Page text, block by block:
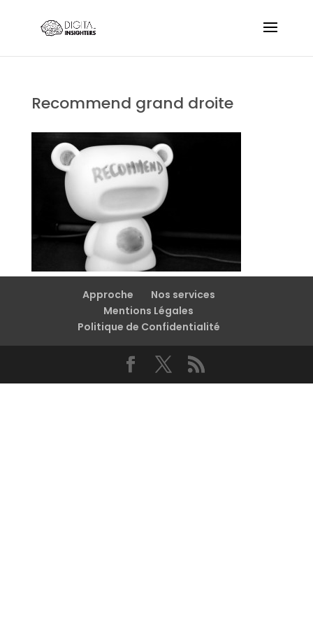
Recommend grand droite
Approche
Nos services
Mentions Légales
Politique de Confidentialité